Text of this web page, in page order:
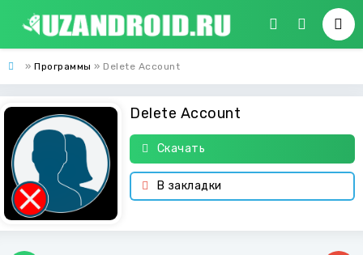
» Программы » Delete Account
Delete Account
Скачать
В закладки